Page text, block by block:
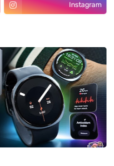
Instagram